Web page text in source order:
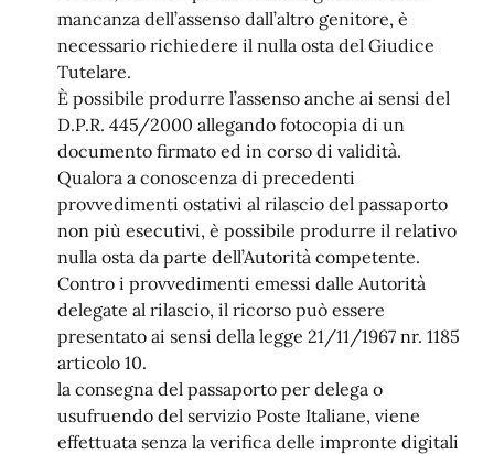
mancanza dell’assenso dall’altro genitore, è
necessario richiedere il nulla osta del Giudice
Tutelare.
È possibile produrre l’assenso anche ai sensi del
D.P.R. 445/2000 allegando fotocopia di un
documento firmato ed in corso di validità.
Qualora a conoscenza di precedenti
provvedimenti ostativi al rilascio del passaporto
non più esecutivi, è possibile produrre il relativo
nulla osta da parte dell’Autorità competente.
Contro i provvedimenti emessi dalle Autorità
delegate al rilascio, il ricorso può essere
presentato ai sensi della legge 21/11/1967 nr. 1185
articolo 10.
la consegna del passaporto per delega o
usufruendo del servizio Poste Italiane, viene
effettuata senza la verifica delle impronte digitali